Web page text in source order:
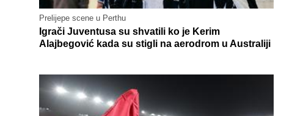
Prelijepe scene u Perthu
Igrači Juventusa su shvatili ko je Kerim
Alajbegović kada su stigli na aerodrom u Australiji